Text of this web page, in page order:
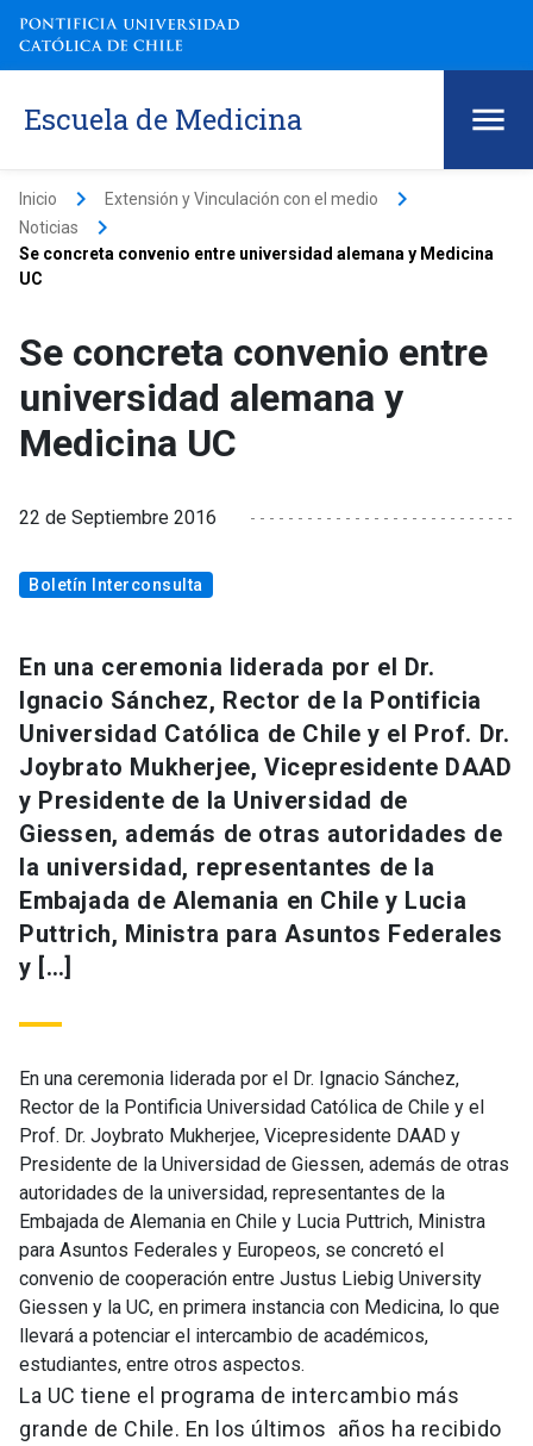
Escuela de Medicina
Inicio keyboard_arrow_right Extensión y Vinculación con el medio keyboard_arrow_right
Noticias keyboard_arrow_right
Se concreta convenio entre universidad alemana y Medicina
UC
Se concreta convenio entre
universidad alemana y
Medicina UC
22 de Septiembre 2016
Boletín Interconsulta
En una ceremonia liderada por el Dr.
Ignacio Sánchez, Rector de la Pontificia
Universidad Católica de Chile y el Prof. Dr.
Joybrato Mukherjee, Vicepresidente DAAD
y Presidente de la Universidad de
Giessen, además de otras autoridades de
la universidad, representantes de la
Embajada de Alemania en Chile y Lucia
Puttrich, Ministra para Asuntos Federales
y […]
En una ceremonia liderada por el Dr. Ignacio Sánchez,
Rector de la Pontificia Universidad Católica de Chile y el
Prof. Dr. Joybrato Mukherjee, Vicepresidente DAAD y
Presidente de la Universidad de Giessen, además de otras
autoridades de la universidad, representantes de la
Embajada de Alemania en Chile y Lucia Puttrich, Ministra
para Asuntos Federales y Europeos, se concretó el
convenio de cooperación entre Justus Liebig University
Giessen y la UC, en primera instancia con Medicina, lo que
llevará a potenciar el intercambio de académicos,
estudiantes, entre otros aspectos.
La UC tiene el programa de intercambio más
grande de Chile. En los últimos años ha recibido